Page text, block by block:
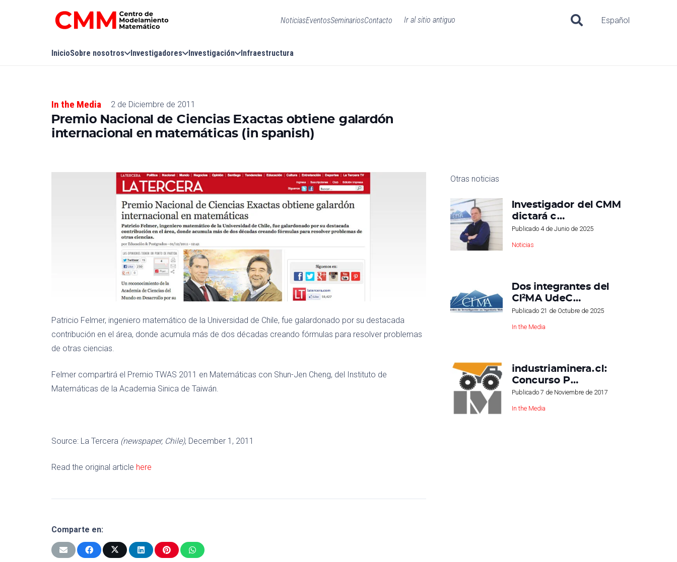
NoticiasEventosSeminariosContacto Ir al sitio antiguo Español
InicioSobre nosotros Investigadores Investigación Infraestructura
In the Media 2 de Diciembre de 2011
Premio Nacional de Ciencias Exactas obtiene galardón
internacional en matemáticas (in spanish)
Patricio Felmer, ingeniero matemático de la Universidad de Chile, fue galardonado por su destacada
contribución en el área, donde acumula más de dos décadas creando fórmulas para resolver problemas
de otras ciencias.
Felmer compartirá el Premio TWAS 2011 en Matemáticas con Shun-Jen Cheng, del Instituto de
Matemáticas de la Academia Sinica de Taiwán.
Source: La Tercera (newspaper, Chile), December 1, 2011
Read the original article here
Comparte en:
Otras noticias
Investigador del CMM
dictará c…
Publicado 4 de Junio de 2025
Noticias
Dos integrantes del
CI²MA UdeC…
Publicado 21 de Octubre de 2025
In the Media
industriaminera.cl:
Concurso P…
Publicado 7 de Noviembre de 2017
In the Media